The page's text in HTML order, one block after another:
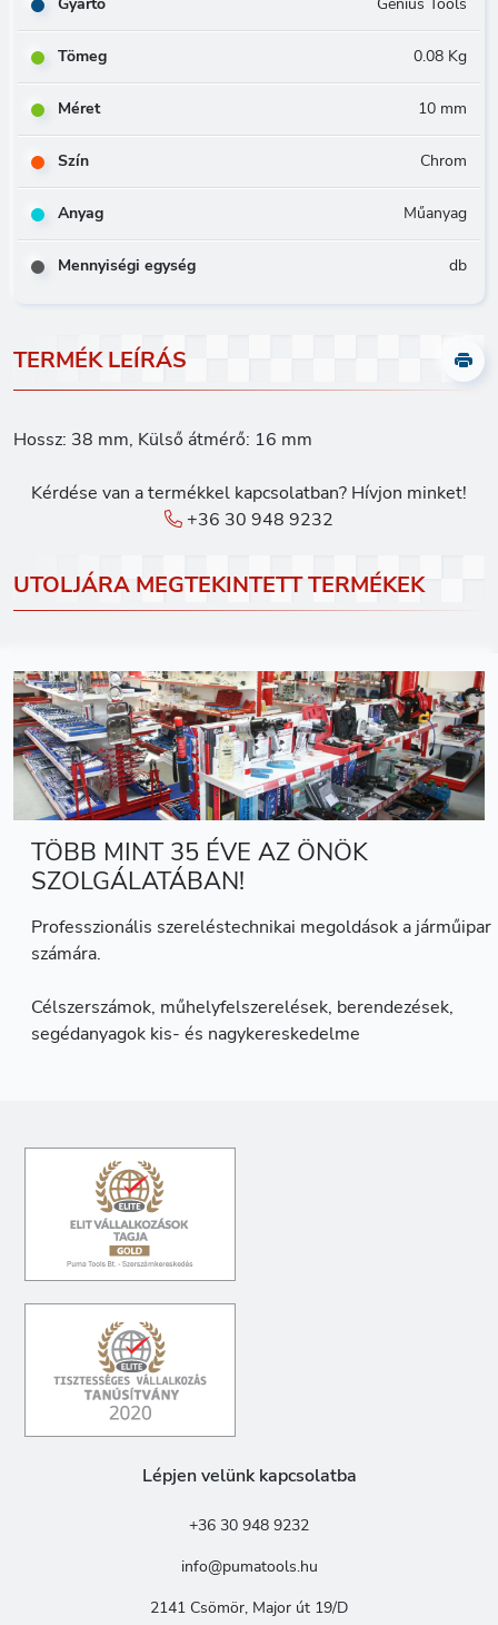
TERMÉK LEÍRÁS
Hossz: 38 mm, Külső átmérő: 16 mm
Kérdése van a termékkel kapcsolatban? Hívjon minket!
+36 30 948 9232
Tömeg 0.08 Kg
Méret 10 mm
Szín Chrom
Anyag Műanyag
Mennyiségi egység db
UTOLJÁRA MEGTEKINTETT TERMÉKEK
TÖBB MINT 35 ÉVE AZ ÖNÖK
SZOLGÁLATÁBAN!
Professzionális szereléstechnikai megoldások a járműipar
számára.
Célszerszámok, műhelyfelszerelések, berendezések,
segédanyagok kis- és nagykereskedelme
Lépjen velünk kapcsolatba
+36 30 948 9232
info@pumatools.hu
2141 Csömör, Major út 19/D